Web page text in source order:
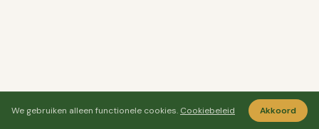
We gebruiken alleen functionele cookies. Cookiebeleid Akkoord